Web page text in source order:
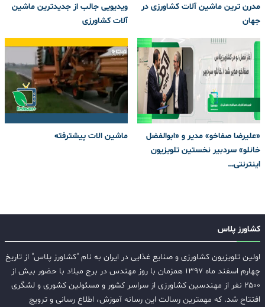
مدرن ترین ماشین آلات کشاورزی در
جهان
ویدیویی جالب از جدیدترین ماشین
آلات کشاورزی
«علیرضا صفاخو» مدیر و «ابوالفضل
خانلو» سردبیر نخستین تلویزیون
اینترنتی…
ماشین الات پیشترفته
کشاورز پلاس
اولین تلویزیون کشاورزی و صنایع غذایی در ایران به نام "کشاورز پلاس" از تاریخ
چهارم اسفند ماه ۱۳۹۷ همزمان با روز مهندس در برج میلاد با حضور بیش از
۲۵۰۰ نفر از مهندسین کشاورزی از سراسر کشور و مسئولین کشوری و لشگری
افتتاح شد. که مهمترین رسالت این رسانه آموزش، اطلاع رسانی و ترویج